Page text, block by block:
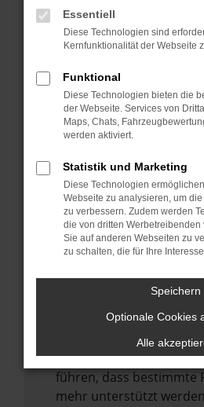
Überprüfe deine
Internetverbindung.
deine Suchmaschine?
Prüfe deine
Manche Erweiterungen,
können das Laden
anderen Browser oder
Fenster?
Starte dein Gerät neu.
Das kann manchmal
vorübergehende
Stelle sicher, dass
Betriebssystem auf
Veraltete Software birgt
Sicherheitsrisiko,
führen, dass bestimmte
mehr unterstützt
Essentiell
Diese Technologien sind
Kernfunktionalität der Webseite
Funktional
Diese Technologien bieten die
der Webseite. Services von
Maps, Chats,
werden aktiviert.
Statistik und Marketing
Diese Technologien
Webseite zu analysieren, um
zu verbessern. Zudem werden
die von dritten
Sie auf anderen Webseiten zu
zu schalten, die für Ihre
Speichern
Optionale Cookies
Alle